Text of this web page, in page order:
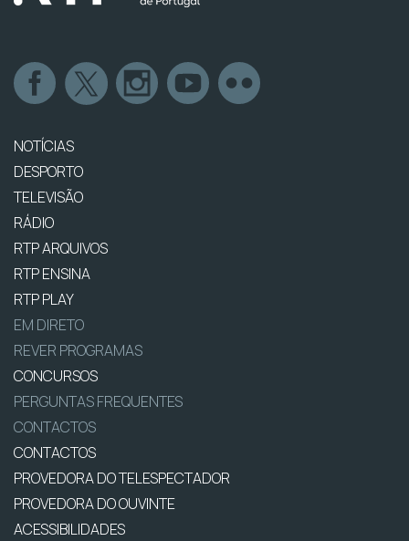
NOTÍCIAS
DESPORTO
TELEVISÃO
RÁDIO
RTP ARQUIVOS
RTP ENSINA
RTP PLAY
EM DIRETO
REVER PROGRAMAS
CONCURSOS
PERGUNTAS FREQUENTES
CONTACTOS
CONTACTOS
PROVEDORA DO TELESPECTADOR
PROVEDORA DO OUVINTE
ACESSIBILIDADES